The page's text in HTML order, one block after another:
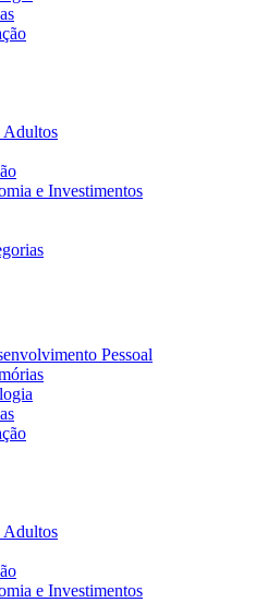
Adultos
e Investimentos
Pessoal
Adultos
e Investimentos